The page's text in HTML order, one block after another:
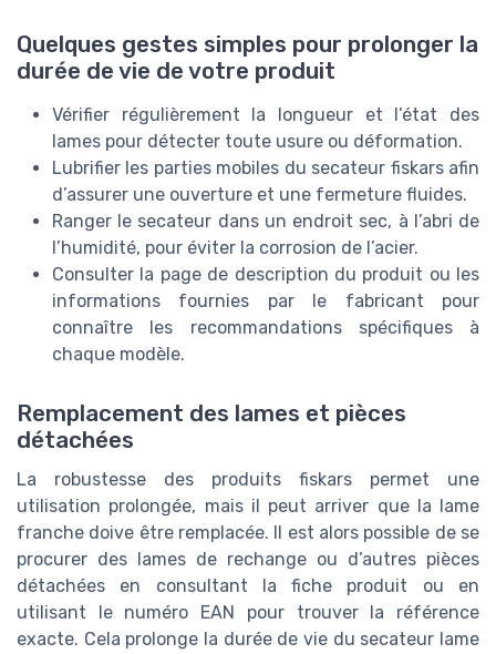
Quelques gestes simples pour prolonger la
durée de vie de votre produit
Vérifier régulièrement la longueur et l’état des
lames pour détecter toute usure ou déformation.
Lubrifier les parties mobiles du secateur fiskars afin
d’assurer une ouverture et une fermeture fluides.
Ranger le secateur dans un endroit sec, à l’abri de
l’humidité, pour éviter la corrosion de l’acier.
Consulter la page de description du produit ou les
informations fournies par le fabricant pour
connaître les recommandations spécifiques à
chaque modèle.
Remplacement des lames et pièces
détachées
La robustesse des produits fiskars permet une
utilisation prolongée, mais il peut arriver que la lame
franche doive être remplacée. Il est alors possible de se
procurer des lames de rechange ou d’autres pièces
détachées en consultant la fiche produit ou en
utilisant le numéro EAN pour trouver la référence
exacte. Cela prolonge la durée de vie du secateur lame